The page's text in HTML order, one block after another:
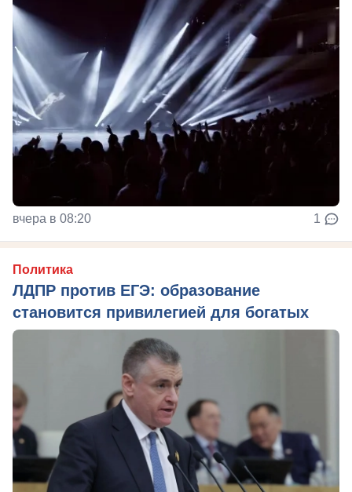
вчера в 08:20 1
Политика
ЛДПР против ЕГЭ: образование
становится привилегией для богатых